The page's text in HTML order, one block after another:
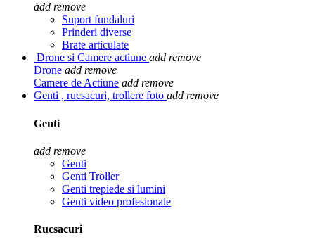
add remove
Suport fundaluri
Prinderi diverse
Brate articulate
Drone si Camere actiune add remove
Drone add remove
Camere de Actiune add remove
Genti , rucsacuri, trollere foto add remove
Genti
add remove
Genti
Genti Troller
Genti trepiede si lumini
Genti video profesionale
Rucsacuri